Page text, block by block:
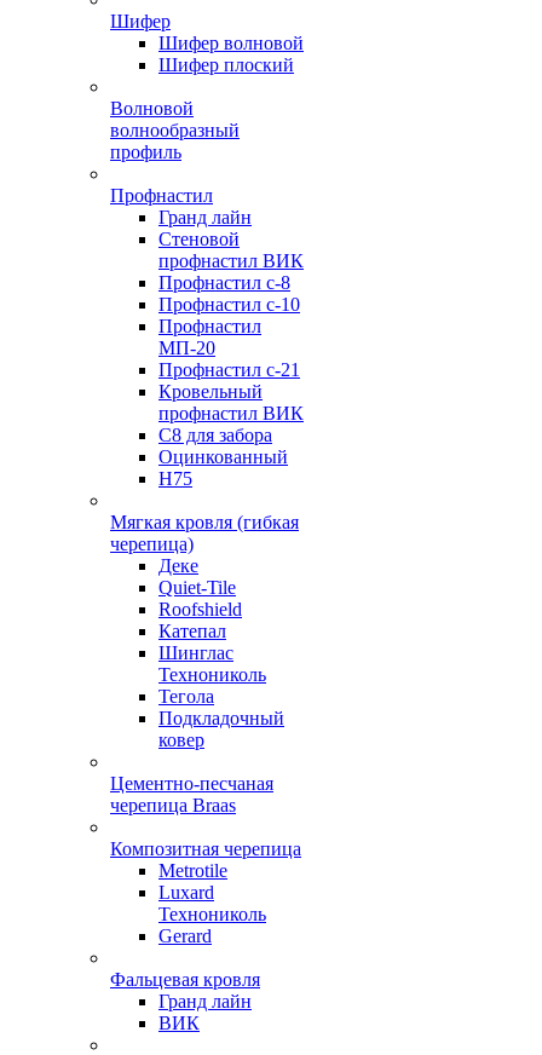
Шифер
Шифер волновой
Шифер плоский
Волновой
волнообразный
профиль
Профнастил
Гранд лайн
Стеновой
профнастил ВИК
Профнастил с-8
Профнастил с-10
Профнастил
МП-20
Профнастил с-21
Кровельный
профнастил ВИК
С8 для забора
Оцинкованный
Н75
Мягкая кровля (гибкая
черепица)
Деке
Quiet-Tile
Roofshield
Катепал
Шинглас
Технониколь
Тегола
Подкладочный
ковер
Цементно-песчаная
черепица Braas
Композитная черепица
Metrotile
Luxard
Технониколь
Gerard
Фальцевая кровля
Гранд лайн
ВИК